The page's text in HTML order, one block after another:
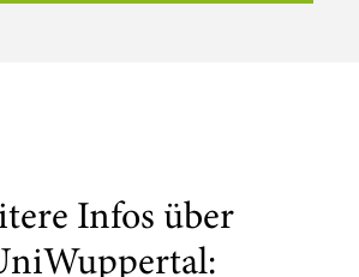
Infos über